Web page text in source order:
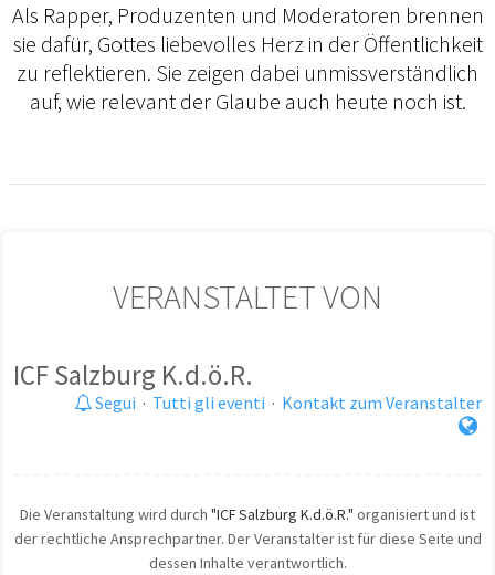
Als Rapper, Produzenten und Moderatoren brennen
sie dafür, Gottes liebevolles Herz in der Öffentlichkeit
zu reflektieren. Sie zeigen dabei unmissverständlich
auf, wie relevant der Glaube auch heute noch ist.
VERANSTALTET VON
ICF Salzburg K.d.ö.R.
Segui · Tutti gli eventi · Kontakt zum Veranstalter
Die Veranstaltung wird durch "ICF Salzburg K.d.ö.R." organisiert und ist
der rechtliche Ansprechpartner. Der Veranstalter ist für diese Seite und
dessen Inhalte verantwortlich.